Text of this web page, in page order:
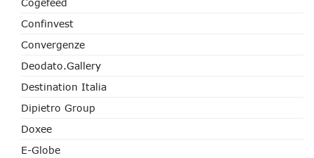
Confinvest
Convergenze
Deodato.Gallery
Destination Italia
Dipietro Group
Doxee
E-Globe